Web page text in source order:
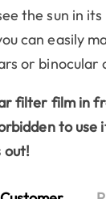
the sun in
can easily
or binocular
filter film in
to use
out!